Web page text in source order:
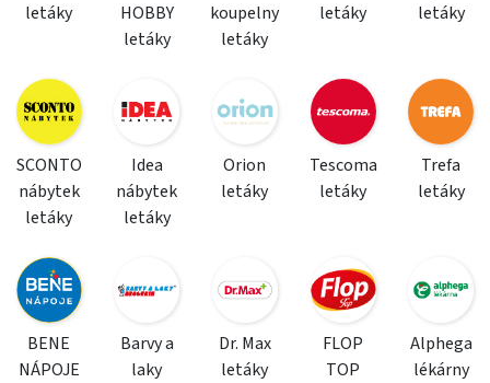
letáky
HOBBY
letáky
koupelny
letáky
letáky
letáky
SCONTO
nábytek
letáky
Idea
nábytek
letáky
Orion
letáky
Tescoma
letáky
Trefa
letáky
BENE
NÁPOJE
Barvy a
laky
Dr. Max
letáky
FLOP
TOP
Alphega
lékárny